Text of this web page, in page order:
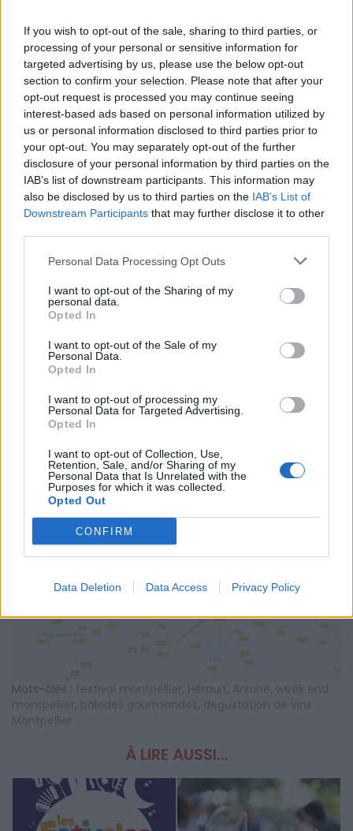
If you wish to opt-out of the sale, sharing to third parties, or
processing of your personal or sensitive information for
targeted advertising by us, please use the below opt-out
section to confirm your selection. Please note that after your
opt-out request is processed you may continue seeing
interest-based ads based on personal information utilized by
us or personal information disclosed to third parties prior to
your opt-out. You may separately opt-out of the further
disclosure of your personal information by third parties on the
IAB’s list of downstream participants. This information may
also be disclosed by us to third parties on the IAB’s List of
Downstream Participants that may further disclose it to other
Personal Data Processing Opt Outs
I want to opt-out of the Sharing of my
personal data.
Opted In
I want to opt-out of the Sale of my
Personal Data.
Opted In
I want to opt-out of processing my
Personal Data for Targeted Advertising.
Opted In
I want to opt-out of Collection, Use,
Retention, Sale, and/or Sharing of my
Personal Data that Is Unrelated with the
Purposes for which it was collected.
Opted Out
CONFIRM
Data Deletion Data Access Privacy Policy
L'abus d'alcool est dangereux pour la santé, à
consommer avec modération.
INFORMATIONS PRATIQUES
DATES ET HORAIRES
Du 21 juillet 2023 au 23 juillet 2023
LIEU
Aniane
Calcul d'itinéraire
TARIFS
Salon des Vignerons (pour les 3 jours) : 10€
SITE OFFICIEL
www.festivaldesvinsdaniane.com
AFFICHER LA CARTE
Mots-clés : , , ,
, ,
À LIRE AUSSI...